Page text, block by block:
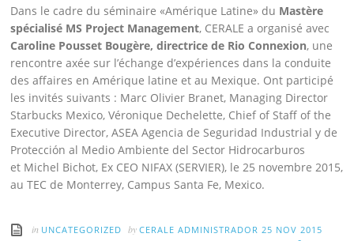
Dans le cadre du séminaire «Amérique Latine» du Mastère
spécialisé MS Project Management, CERALE a organisé avec
Caroline Pousset Bougère, directrice de Rio Connexion, une
rencontre axée sur l’échange d’expériences dans la conduite
des affaires en Amérique latine et au Mexique. Ont participé
les invités suivants : Marc Olivier Branet, Managing Director
Starbucks Mexico,Véronique Dechelette, Chief of Staff of the
Executive Director,ASEAAgencia de Seguridad Industrial y de
Protección al Medio Ambiente del Sector Hidrocarburos
et Michel Bichot, Ex CEO NIFAX (SERVIER), le 25 novembre 2015,
au TEC de Monterrey, Campus Santa Fe, Mexico.
in UNCATEGORIZED byCERALE ADMINISTRADOR 25 NOV 2015